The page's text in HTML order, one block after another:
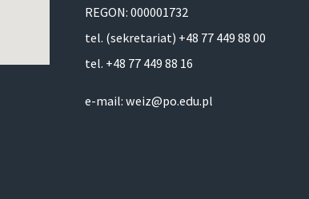
REGON: 000001732
tel. (sekretariat) +48 77 449 88 00
tel. +48 77 449 88 16
e-mail: weiz@po.edu.pl